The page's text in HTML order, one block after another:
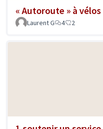
« Autoroute » à
Laurent G
4 2